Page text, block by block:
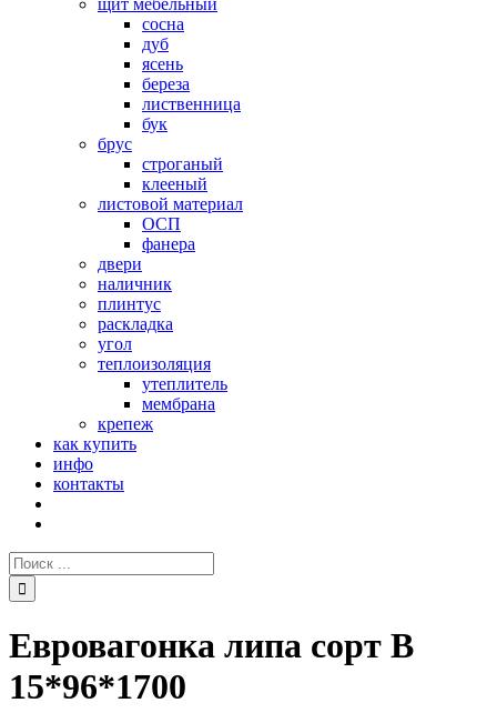
щит мебельный
сосна
дуб
ясень
береза
лиственница
бук
брус
строганый
клееный
листовой материал
ОСП
фанера
двери
наличник
плинтус
раскладка
угол
теплоизоляция
утеплитель
мембрана
крепеж
как купить
инфо
контакты
Поиск:
Евровагонка липа сорт В
15*96*1700